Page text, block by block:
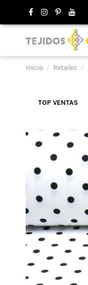
Inicio Retales
TOP VENTAS